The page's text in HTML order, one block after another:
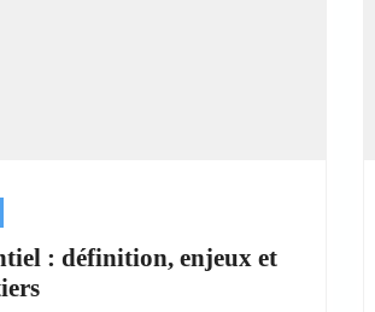
: définition, enjeux et